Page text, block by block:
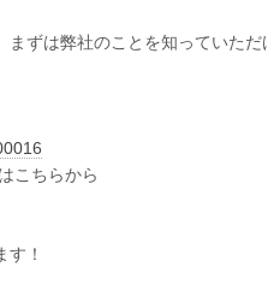
ずは弊社のことを知っていただ
こちらから
！